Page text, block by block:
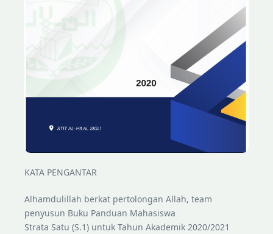
KATA PENGANTAR
Alhamdulillah berkat pertolongan Allah, team
penyusun Buku Panduan Mahasiswa
Strata Satu (S.1) untuk Tahun Akademik 2020/2021